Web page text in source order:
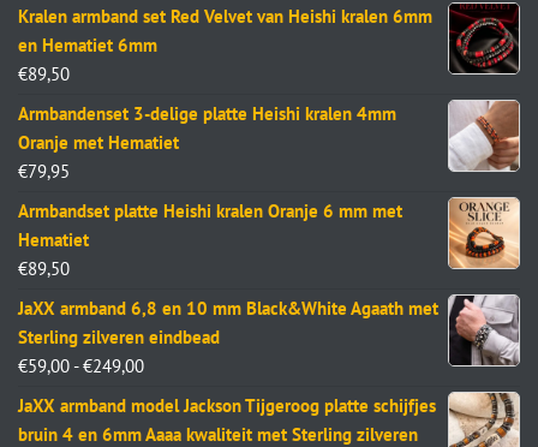
Kralen armband set Red Velvet van Heishi kralen 6mm
en Hematiet 6mm
€89,50
Armbandenset 3-delige platte Heishi kralen 4mm
Oranje met Hematiet
€79,95
Armbandset platte Heishi kralen Oranje 6 mm met
Hematiet
€89,50
JaXX armband 6,8 en 10 mm Black&White Agaath met
Sterling zilveren eindbead
€59,00 - €249,00
JaXX armband model Jackson Tijgeroog platte schijfjes
bruin 4 en 6mm Aaaa kwaliteit met Sterling zilveren